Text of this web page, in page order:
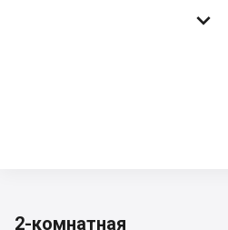

2-комнатная